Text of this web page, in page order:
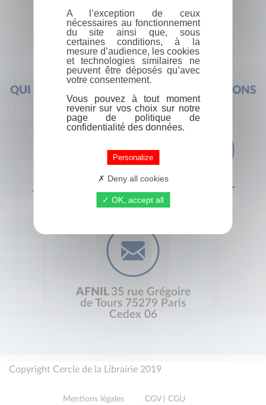
QUI SOMMES-NOUS ? FOIRE AUX QUESTIONS
+33 (0) 1 44 41 29 19 CONTACT
AFNIL 35 rue Grégoire
de Tours 75279 Paris
Cedex 06
Copyright Cercle de la Librairie 2019
Mentions légales
CGV | CGU
A l’exception de ceux
nécessaires au fonctionnement
du site ainsi que, sous
certaines conditions, à la
mesure d’audience, les cookies
et technologies similaires ne
peuvent être déposés qu’avec
votre consentement.
Vous pouvez à tout moment
revenir sur vos choix sur notre
page de politique de
confidentialité des données.
Personalize
Deny all cookies
OK, accept all